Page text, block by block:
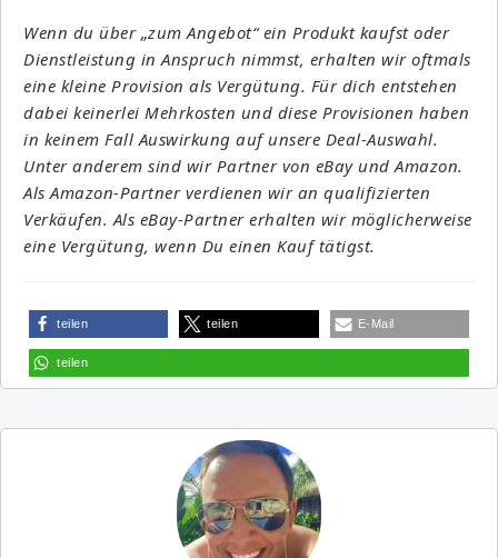
Wenn du über „zum Angebot“ ein Produkt kaufst oder
Dienstleistung in Anspruch nimmst, erhalten wir oftmals
eine kleine Provision als Vergütung. Für dich entstehen
dabei keinerlei Mehrkosten und diese Provisionen haben
in keinem Fall Auswirkung auf unsere Deal-Auswahl.
Unter anderem sind wir Partner von eBay und Amazon.
Als Amazon-Partner verdienen wir an qualifizierten
Verkäufen. Als eBay-Partner erhalten wir möglicherweise
eine Vergütung, wenn Du einen Kauf tätigst.
teilen teilen E-Mail
teilen